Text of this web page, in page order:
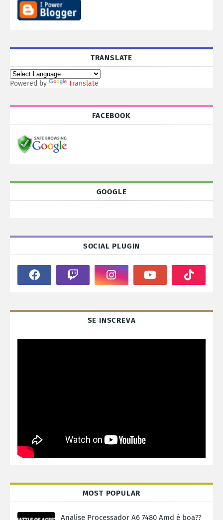
TRANSLATE
Powered by Translate
FACEBOOK
GOOGLE
SOCIAL PLUGIN
SE INSCREVA
MOST POPULAR
Analise Processador A6 7480 Amd é boa??